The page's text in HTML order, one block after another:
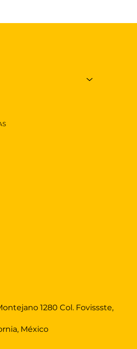
1280 Col. Fovissste,
México